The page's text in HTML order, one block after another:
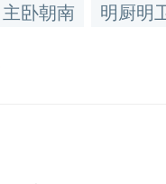
主卧朝南 明厨明